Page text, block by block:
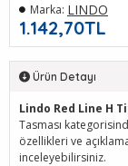
1.142,70TL
Marka: LINDO
Ürün Detayı
Lindo Red Line H
Tasması
özellikleri ve
inceleyebilirsiniz.